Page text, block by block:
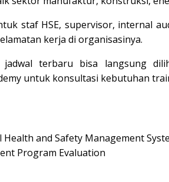
staf HSE, supervisor, internal
kerja di organisasinya.
jadwal terbaru bisa langsung
untuk konsultasi kebutuhan
Health and Safety Management
Program Evaluation